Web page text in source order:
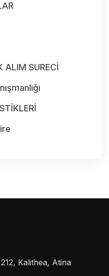
ALIM SURECİ
Kalithea, Atina